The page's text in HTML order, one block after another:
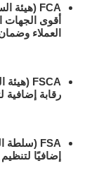
FCA (هيئة
أقوى الجهات
العملاء
FSCA (هيئة
رقابة إضافية
FSA (سلطة
إضافيًا